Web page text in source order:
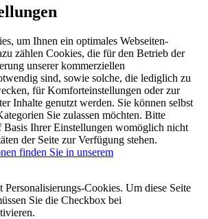
um Ihnen ein optimales Webseiten-
zählen Cookies, die für den Betrieb der
unserer kommerziellen
sind, sowie solche, die lediglich zu
für Komforteinstellungen oder zur
Inhalte genutzt werden. Sie können selbst
Sie zulassen möchten. Bitte
Basis Ihrer Einstellungen womöglich nicht
der Seite zur Verfügung stehen.
finden Sie in unserem
Personalisierungs-Cookies. Um diese Seite
Sie die Checkbox bei